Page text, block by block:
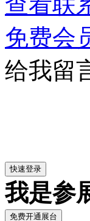
免费会
给我留
我是参